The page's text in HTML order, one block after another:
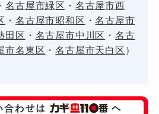
・名古屋市緑区 ・ 名古屋市西
・ 名古屋市昭和区 ・名古屋市
田区 ・ 名古屋市中川区 ・名古
市名東区 ・名古屋市天白区 ）